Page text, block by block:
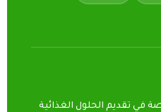
في تقديم الحلول الغذائية